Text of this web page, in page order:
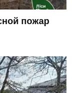
пожар